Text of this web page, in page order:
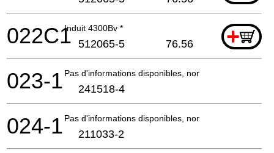
Induit 4300Bv * +
022C1 512065-5 76.56
Pas d'informations disponibles, non commandable
023-1 241518-4
Pas d'informations disponibles, non commandable
024-1 211033-2